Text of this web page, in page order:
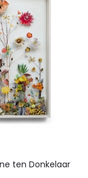
ten Donkelaar